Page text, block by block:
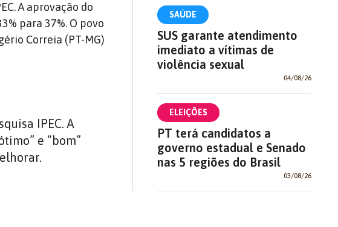
A aprovação do
para 37%. O povo
Correia (PT-MG)
IPEC. A
e “bom”
SAÚDE
SUS garante atendimento
imediato a vítimas de
violência sexual
04/08/26
ELEIÇÕES
PT terá candidatos a
governo estadual e Senado
nas 5 regiões do Brasil
03/08/26